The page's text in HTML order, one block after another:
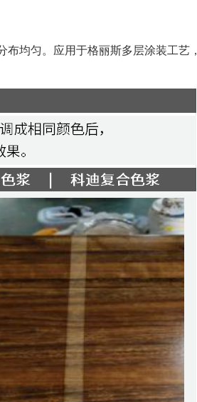
均匀。应用于格丽斯多层涂装工艺，